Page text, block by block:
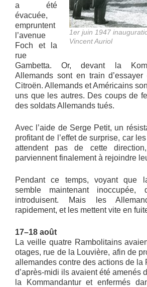
1er juin 1947
Vincent Auriol
a été
évacuée,
empruntent
l’avenue
Foch et la
rue
Gambetta. Or, devant la
Allemands sont en train
Citroën. Allemands et Américains
uns que les autres. Des coups de
des soldats Allemands tués.
Avec l’aide de Serge Petit, un
profitant de l’effet de surprise, car
attendent pas de cette
parviennent finalement à rejoindre
Pendant ce temps, voyant que
semble maintenant inoccupée,
introduisent. Mais les
rapidement, et les mettent vite en
17–18 août
La veille quatre Rambolitains
otages, rue de la Louvière, afin de
allemandes contre des actions de la
d’après-midi ils avaient été amenés
la Kommandantur et enfermés